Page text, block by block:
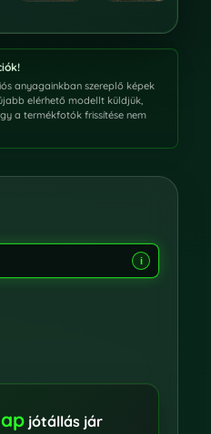
anyagainkban szereplő képek
elérhető modellt küldjük,
a termékfotók frissítése nem
i
jótállás jár